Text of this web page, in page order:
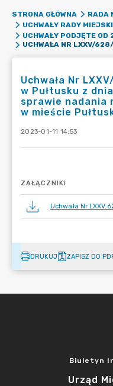
STRONA GŁÓWNA
RADA
UCHWAŁY RADY
UCHWAŁY PODJĘTE
Uchwała Nr
w Pułtusku z
sprawie nadania
w mieście
2023-01-11 14:53
ZAŁĄCZNIKI
Uchwała Nr
DRUKUJ ZAPISZ DO
Biuletyn
Urząd